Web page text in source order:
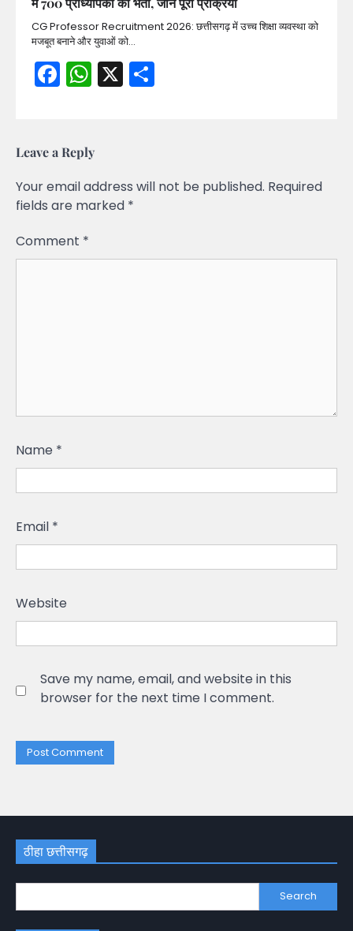
CG Professor Recruitment 2026: छत्तीसगढ़ में उच्च शिक्षा व्यवस्था को
मजबूत बनाने और युवाओं को…
Facebook
WhatsApp
X
Leave a Reply
Your email address will not be published. Required
fields are marked *
Comment *
Name *
Email *
Website
Save my name, email, and website in this
browser for the next time I comment.
ठीहा छत्तीसगढ़
Search